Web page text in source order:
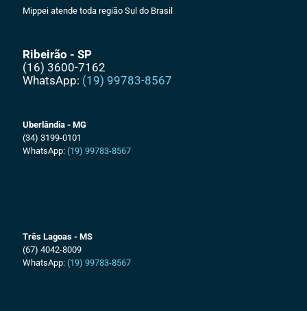
Mippei atende toda região Sul do Brasil
Ribeirão - SP
(16) 3600-7162
WhatsApp: (19) 99783-8567
Uberlândia - MG
(34) 3199-0101
WhatsApp: (19) 99783-8567
Três Lagoas - MS
(67) 4042-8009
WhatsApp: (19) 99783-8567